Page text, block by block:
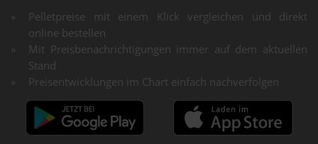
Pelletpreise mit einem Klick vergleichen und direkt
online bestellen
Mit Preisbenachrichtigungen immer auf dem aktuellen
Stand
Preisentwicklungen im Chart einfach nachverfolgen